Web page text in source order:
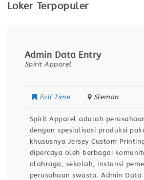
Loker Terpopuler
Admin Data Entry
Spirit Apparel
Full Time Sleman
Spirit Apparel adalah
dengan spesialisasi produksi
khususnya Jersey Custom
dipercaya oleh berbagai
olahraga, sekolah, instansi
perusahaan swasta. Admin Data